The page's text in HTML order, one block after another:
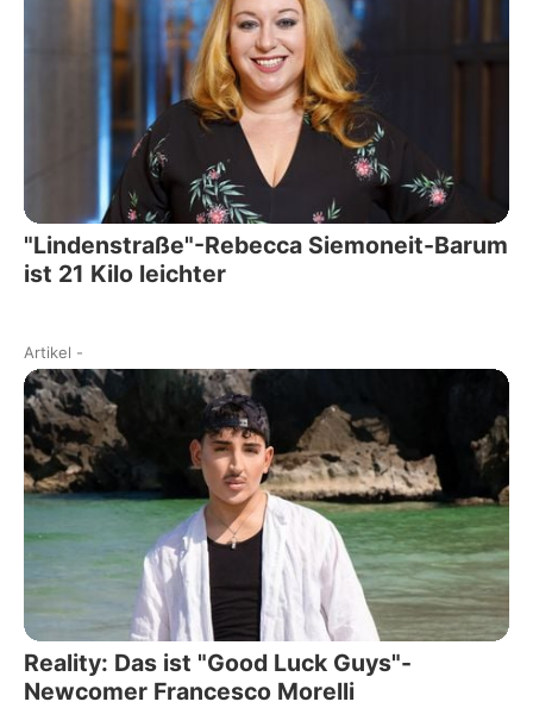
"Lindenstraße"-Rebecca Siemoneit-Barum
ist 21 Kilo leichter
Artikel -
Reality: Das ist "Good Luck Guys"-
Newcomer Francesco Morelli